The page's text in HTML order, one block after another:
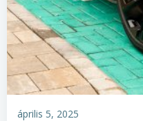
április 5, 2025